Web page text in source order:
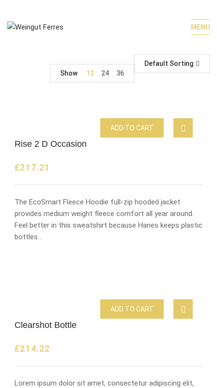
MENU
Default Sorting
Show
12 24 36
Rise 2 D Occasion
£217.21
ADD TO CART
The EcoSmart Fleece Hoodie full-zip hooded jacket
provides medium weight fleece comfort all year around.
Feel better in this sweatshirt because Hanes keeps plastic
bottles…
Clearshot Bottle
£214.22
ADD TO CART
Lorem ipsum dolor sit amet, consectetur adipiscing elit,